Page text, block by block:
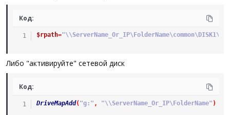
Код:
$rpath=
Либо "активируйте" сетевой диск
Код:
DriveMapAdd( "g:" , "\\ServerName_Or_IP\FolderName" )